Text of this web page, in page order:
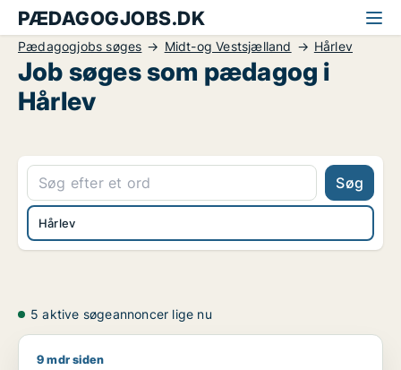
PÆDAGOGJOBS.DK
Pædagogjobs søges Midt-og Vestsjælland Hårlev
Job søges som pædagog i
Hårlev
Søg
Hårlev
5 aktive søgeannoncer lige nu
Jeg søger job som kommunikationsmedarbejder /
9 mdr siden